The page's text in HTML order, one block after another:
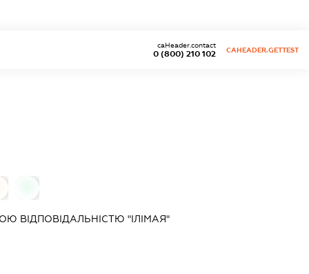
0 (800) 210 102
caHeader.contact
CAHEADER.GETTEST
ВІДПОВІДАЛЬНІСТЮ "ІЛІМАЯ"